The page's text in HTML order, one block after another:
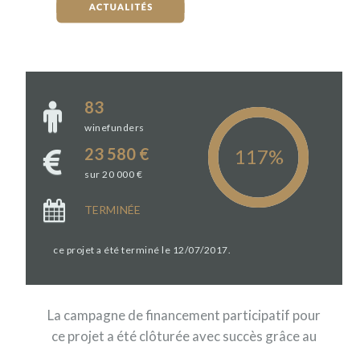
83
winefunders
23 580 €
sur 20 000 €
TERMINÉE
ce projet a été terminé le 12/07/2017.
La campagne de financement participatif pour
ce projet a été clôturée avec succès grâce au